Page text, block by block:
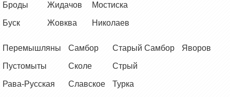
Броды
Буск
Жидачов
Жовква
Мостиска
Николаев
Перемышляны
Пустомыты
Рава-Русская
Самбор
Сколе
Славское
Старый Самбор
Стрый
Турка
Яворов